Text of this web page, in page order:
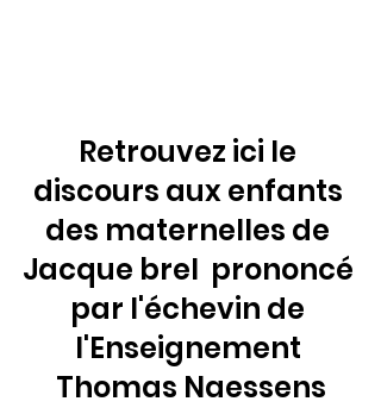
Retrouvez ici le
discours aux enfants
des maternelles de
Jacque brel  prononcé
par l'échevin de
l'Enseignement
Thomas Naessens